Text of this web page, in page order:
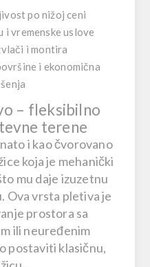
po nižoj ceni
i vremenske uslove
i montira
i ekonomična
– fleksibilno
terene
i kao čvorovano
koja je mehanički
mu daje izuzetnu
. Ova vrsta pletiva je
prostora sa
ili neuređenim
postaviti klasičnu,